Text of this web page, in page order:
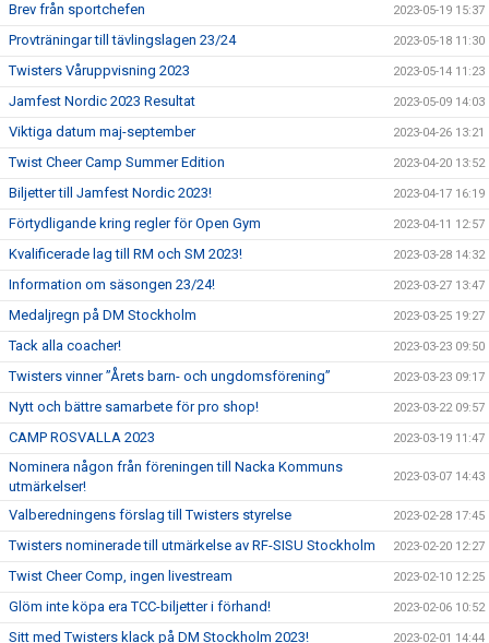
Brev från sportchefen 2023-05-19 15:37
Provträningar till tävlingslagen 23/24 2023-05-18 11:30
Twisters Våruppvisning 2023 2023-05-14 11:23
Jamfest Nordic 2023 Resultat 2023-05-09 14:03
Viktiga datum maj-september 2023-04-26 13:21
Twist Cheer Camp Summer Edition 2023-04-20 13:52
Biljetter till Jamfest Nordic 2023! 2023-04-17 16:19
Förtydligande kring regler för Open Gym 2023-04-11 12:57
Kvalificerade lag till RM och SM 2023! 2023-03-28 14:32
Information om säsongen 23/24! 2023-03-27 13:47
Medaljregn på DM Stockholm 2023-03-25 19:27
Tack alla coacher! 2023-03-23 09:50
Twisters vinner ”Årets barn- och ungdomsförening” 2023-03-23 09:17
Nytt och bättre samarbete för pro shop! 2023-03-22 09:57
CAMP ROSVALLA 2023 2023-03-19 11:47
Nominera någon från föreningen till Nacka Kommuns
utmärkelser!
2023-03-07 14:43
Valberedningens förslag till Twisters styrelse 2023-02-28 17:45
Twisters nominerade till utmärkelse av RF-SISU Stockholm 2023-02-20 12:27
Twist Cheer Comp, ingen livestream 2023-02-10 12:25
Glöm inte köpa era TCC-biljetter i förhand! 2023-02-06 10:52
Sitt med Twisters klack på DM Stockholm 2023! 2023-02-01 14:44